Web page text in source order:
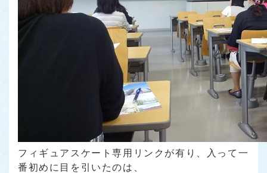
フィギュアスケート専用リンクが有り、入って一
番初めに目を引いたのは、